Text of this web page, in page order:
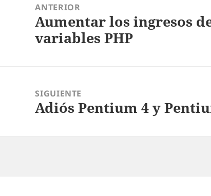
entradas
ANTERIOR
Entrada
anterior:
Aumentar los ingresos
variables PHP
SIGUIENTE
Entrada
Adiós Pentium 4 y